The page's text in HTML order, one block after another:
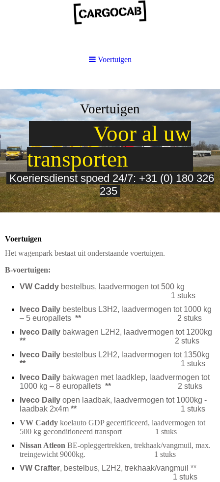
Voertuigen
Voor al uw
transporten
Koeriersdienst spoed 24/7: +31 (0) 180 326
235
Voertuigen
Het wagenpark bestaat uit onderstaande voertuigen.
B-voertuigen:
VW Caddy bestelbus, laadvermogen tot 500 kg
1 stuks
Iveco Daily bestelbus L3H2, laadvermogen tot 1000 kg
– 5 europallets **
2 stuks
Iveco Daily bakwagen L2H2, laadvermogen tot 1200kg
**
2 stuks
Iveco Daily bestelbus L2H2, laadvermogen tot 1350kg
**
1 stuks
Iveco Daily bakwagen met laadklep, laadvermogen tot
1000 kg – 8 europallets ** 2 stuks
Iveco Daily open laadbak, laadvermogen tot 1000kg -
laadbak 2x4m **
1 stuks
VW Caddy koelauto GDP gecertificeerd, laadvermogen tot
500 kg geconditioneerd transport 1 stuks
Nissan Atleon BE-opleggertrekken, trekhaak/vangmuil, max.
treingewicht 9000kg. 1 stuks
VW Crafter, bestelbus, L2H2, trekhaak/vangmuil **
1 stuks
Voertuigen